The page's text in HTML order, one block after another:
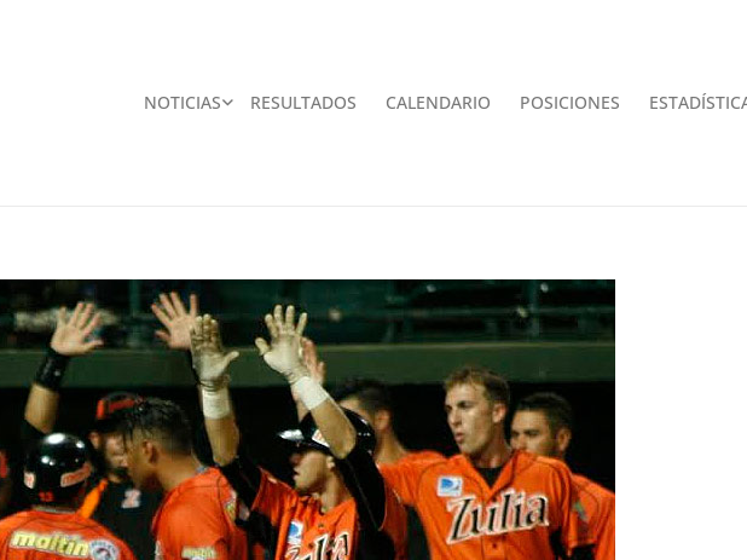
NOTICIAS RESULTADOS CALENDARIO POSICIONES